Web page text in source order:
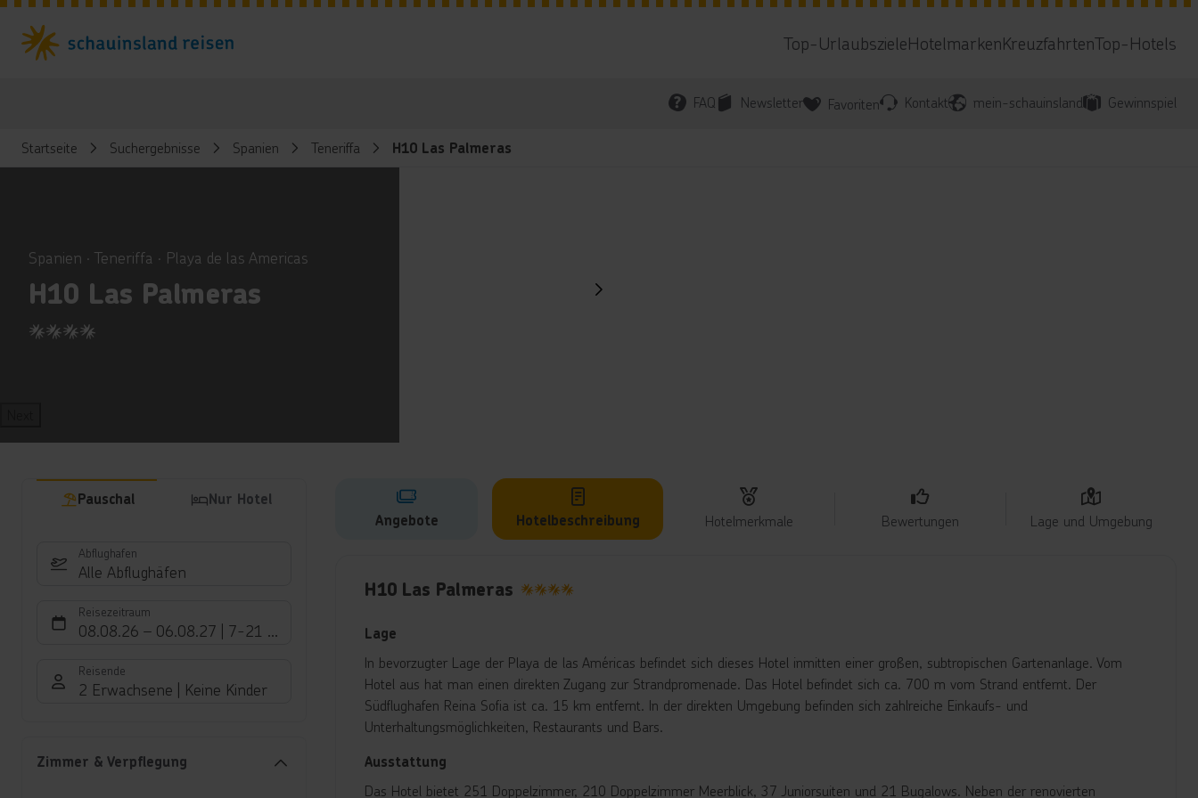
Top-UrlaubszieleHotelmarkenKreuzfahrtenTop-Hotels
FAQ Newsletter Favoriten Kontakt mein-schauinsland Gewinnspiel
Startseite Suchergebnisse Spanien Teneriffa H10 Las Palmeras
Spanien ∙ Teneriffa ∙ Playa de las Americas
H10 Las Palmeras
4
Pauschal Nur Hotel
Abflughafen
Alle Abflughäfen
Reisezeitraum
08.08.26 – 06.08.27 7-21 Nächte
Reisende
2 Erwachsene Keine Kinder
Zimmer & Verpflegung
Angebote Hotelbeschreibung Hotelmerkmale Bewertungen Lage und Umgebung
H10 Las Palmeras
Lage
In bevorzugter Lage der Playa de las Américas befindet sich dieses Hotel inmitten einer großen, subtropischen Gartenanlage. Vom
Hotel aus hat man einen direkten Zugang zur Strandpromenade. Das Hotel befindet sich ca. 700 m vom Strand entfernt. Der
Südflughafen Reina Sofia ist ca. 15 km entfernt. In der direkten Umgebung befinden sich zahlreiche Einkaufs- und
Unterhaltungsmöglichkeiten, Restaurants und Bars.
Ausstattung
Das Hotel bietet 251 Doppelzimmer, 210 Doppelzimmer Meerblick, 37 Juniorsuiten und 21 Bugalows. Neben der renovierten